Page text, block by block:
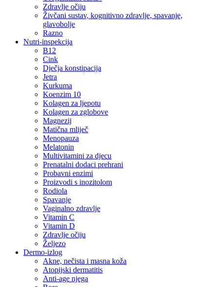
Zdravlje očiju
Živčani sustav, kognitivno zdravlje, spavanje,
glavobolje
Razno
Nutri-inspekcija
B12
Cink
Dječja konstipacija
Jetra
Kurkuma
Koenzim 10
Kolagen za ljepotu
Kolagen za zglobove
Magnezij
Matična mliječ
Menopauza
Melatonin
Multivitamini za djecu
Prenatalni dodaci prehrani
Probavni enzimi
Proizvodi s inozitolom
Rodiola
Spavanje
Vaginalno zdravlje
Vitamin C
Vitamin D
Zdravlje očiju
Željezo
Dermo-izlog
Akne, nečista i masna koža
Atopijski dermatitis
Anti-age njega